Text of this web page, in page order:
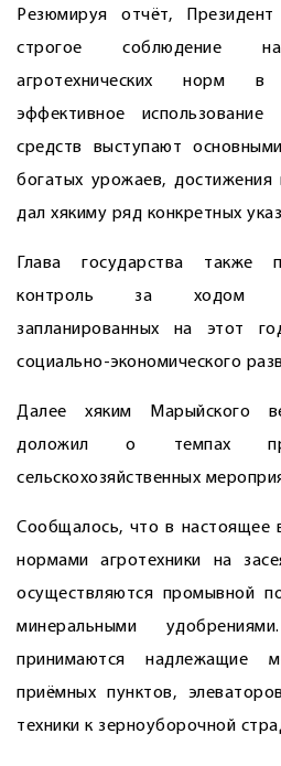
Резюмируя отчёт,
строгое соблюдение
агротехнических норм в
эффективное использование
средств выступают
богатых урожаев, достижения
дал хякиму ряд конкретных
Глава государства также
контроль за ходом
запланированных на этот
социально-экономического
Далее хяким Марыйского
доложил о темпах
сельскохозяйственных
Сообщалось, что в настоящее
нормами агротехники на
осуществляются промывной
минеральными
принимаются надлежащие
приёмных пунктов,
техники к зерноуборочной